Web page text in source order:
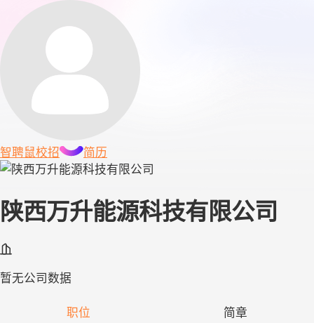
智聘鼠校招 简历
陕西万升能源科技有限公司
暂无公司数据
职位 简章